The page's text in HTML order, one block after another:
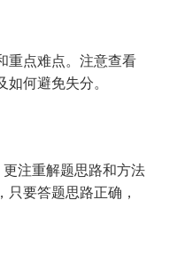
重点难点。注意查看
何避免失分。
注重解题思路和方法
要答题思路正确，